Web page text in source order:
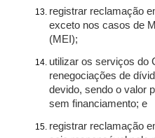
registrar reclamação
exceto nos casos de
(MEI);
utilizar os serviços do
renegociações de
devido, sendo o valor
sem financiamento; e
registrar reclamação